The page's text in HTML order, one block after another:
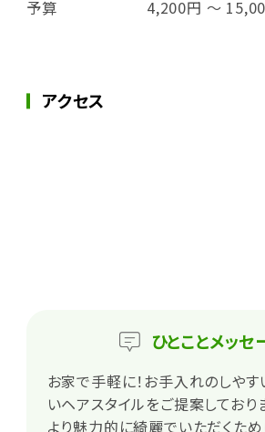
予算 4,200円 ～
アクセス
ひとことメッセ
お家で手軽に！お手入れのしや
いヘアスタイルをご提案しており
より魅力的に綺麗でいただくた